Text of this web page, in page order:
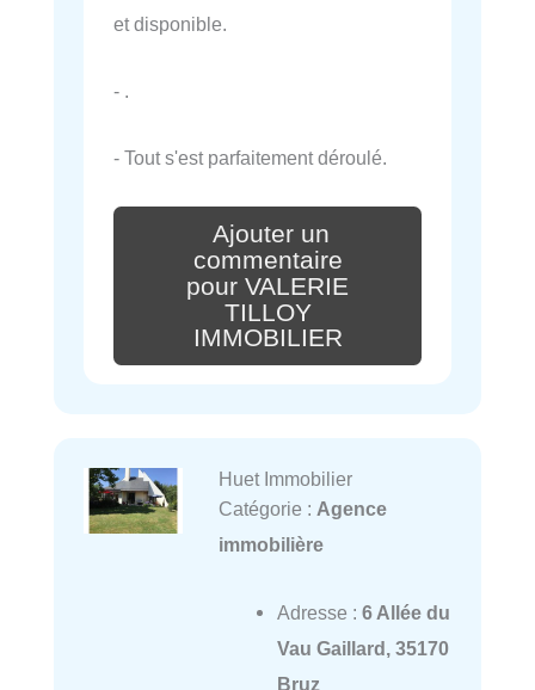
et disponible.
- .
- Tout s'est parfaitement déroulé.
Ajouter un
commentaire
pour VALERIE
TILLOY
IMMOBILIER
Huet Immobilier
Catégorie : Agence
immobilière
Adresse : 6 Allée du
Vau Gaillard, 35170
Bruz